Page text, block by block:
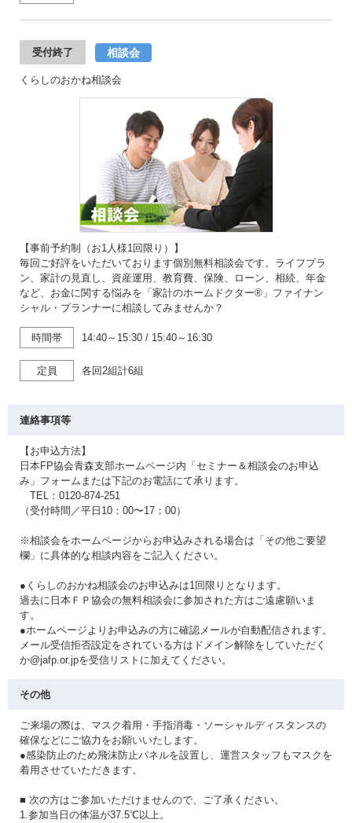
受付終了 相談会
くらしのおかね相談会
【事前予約制（お1人様1回限り）】
毎回ご好評をいただいております個別無料相談会です。ライフプラ
ン、家計の見直し、資産運用、教育費、保険、ローン、相続、年金
など、お金に関する悩みを「家計のホームドクター®」ファイナン
シャル・プランナーに相談してみませんか？
時間帯 14:40～15:30 / 15:40～16:30
定員 各回2組計6組
連絡事項等
【お申込方法】
日本FP協会青森支部ホームページ内「セミナー＆相談会のお申込
み」フォームまたは下記のお電話にて承ります。
TEL：0120-874-251
（受付時間／平日10：00〜17：00）
※相談会をホームページからお申込みされる場合は「その他ご要望
欄」に具体的な相談内容をご記入ください。
●くらしのおかね相談会のお申込みは1回限りとなります。
過去に日本ＦＰ協会の無料相談会に参加された方はご遠慮願いま
す。
●ホームページよりお申込みの方に確認メールが自動配信されます。
メール受信拒否設定をされている方はドメイン解除をしていただく
か@jafp.or.jpを受信リストに加えてください。
その他
ご来場の際は、マスク着用・手指消毒・ソーシャルディスタンスの
確保などにご協力をお願いいたします。
●感染防止のため飛沫防止パネルを設置し、運営スタッフもマスクを
着用させていただきます。
■ 次の方はご参加いただけませんので、ご了承ください。
1.参加当日の体温が37.5℃以上。